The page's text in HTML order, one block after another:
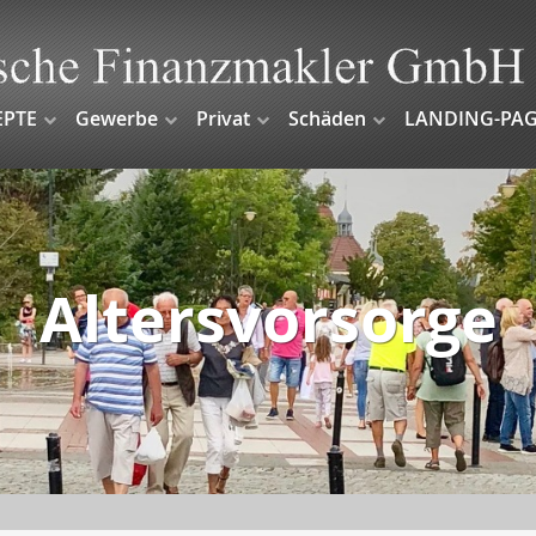
Gewerbe Privat Schäden LANDING-
Altersvorsorge